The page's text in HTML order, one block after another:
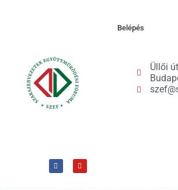
Belépés
Üllői